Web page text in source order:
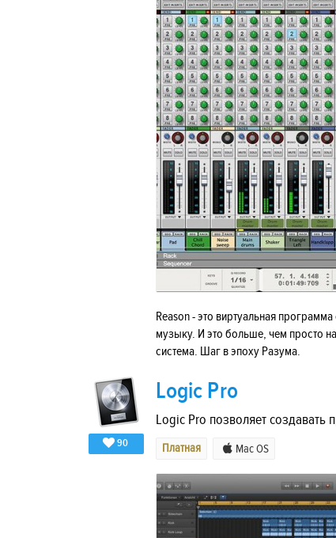
Reason - это виртуальная
музыку. И это больше, чем просто
система. Шаг в эпоху Разума.
90
Logic Pro
Logic Pro позволяет
Платная Mac OS